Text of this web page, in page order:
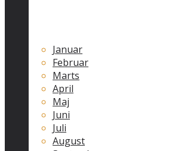
Januar
Februar
Marts
April
Maj
Juni
Juli
August